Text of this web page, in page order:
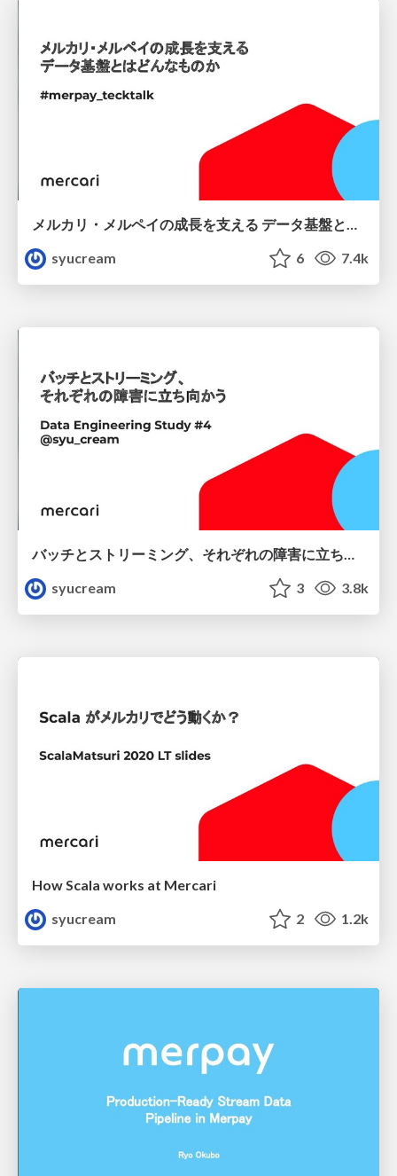
メルカリ・メルペイの成長を支える データ基盤とはどんなものか
syucream
6 7.4k
バッチとストリーミング、それぞれの障害に立ち向かう
syucream
3 3.8k
How Scala works at Mercari
syucream
2 1.2k